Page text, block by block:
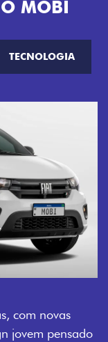
MOBI
TECNOLOGIA
CORES
uma opção
o Preto
Banchisa, Prata